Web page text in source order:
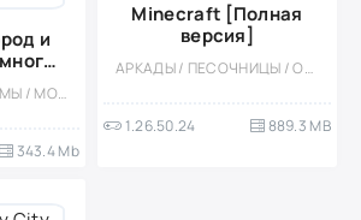
и
КАЗУАЛЬНЫЕ / ФЕРМЫ / МОД / СИМУЛЯТОРЫ / УПРАВЛЕНИЕ / СТИЛИЗАЦИЯ / ОДНОПОЛЬЗОВАТЕЛЬСКИЕ / ОФЛАЙН / ДЕВОЧКАМ / ДЛЯ ДЕТЕЙ
343.4 Mb
Minecraft [Полная
версия]
АРКАДЫ / ПЕСОЧНИЦЫ / ОФЛАЙН / КАЗУАЛЬНЫЕ / ПРИКЛЮЧЕНИЕ / СИМУЛЯТОРЫ / ОТКРЫТЫЙ МИР / КООПЕРАТИВ / ПЛАТНАЯ / СТИЛИЗАЦИЯ / МНОГОПОЛЬЗОВАТЕЛЬСКАЯ / ОДНОПОЛЬЗОВАТЕЛЬСКИЕ / ПИКСЕЛЬНАЯ / ВЫЖИВАНИЕ / 3D / ВСТРОЕННЫЙ КЕШ
1.26.50.24 889.3 MB